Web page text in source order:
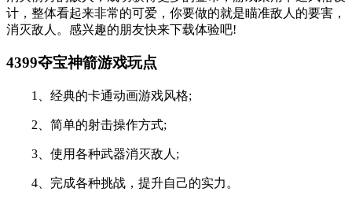
计，整体看起来非常的可爱，你要做的就是瞄准敌人的要害，
消灭敌人。感兴趣的朋友快来下载体验吧!
4399夺宝神箭游戏玩点
1、经典的卡通动画游戏风格;
2、简单的射击操作方式;
3、使用各种武器消灭敌人;
4、完成各种挑战，提升自己的实力。